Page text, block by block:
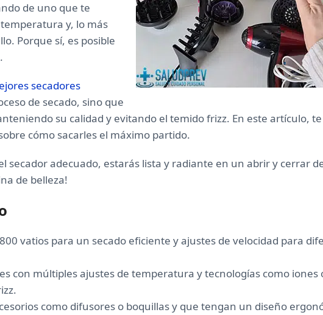
de uno que te
y, lo más
Porque sí, es posible
secadores
de secado, sino que
su calidad y evitando el temido frizz. En este artículo,
cómo sacarles el máximo partido.
secador adecuado, estarás lista y radiante en un abrir y cerrar
de belleza!
vatios para un secado eficiente y ajustes de velocidad para
con múltiples ajustes de temperatura y tecnologías como iones
como difusores o boquillas y que tengan un diseño